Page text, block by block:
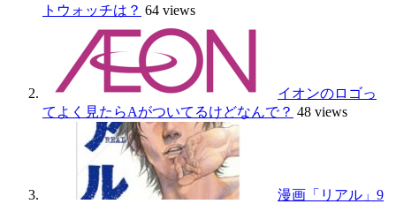
トウォッチは？ 64 views
イオンのロゴっ
てよく見たらAがついてるけどなんで？ 48 views
漫画「リアル」9